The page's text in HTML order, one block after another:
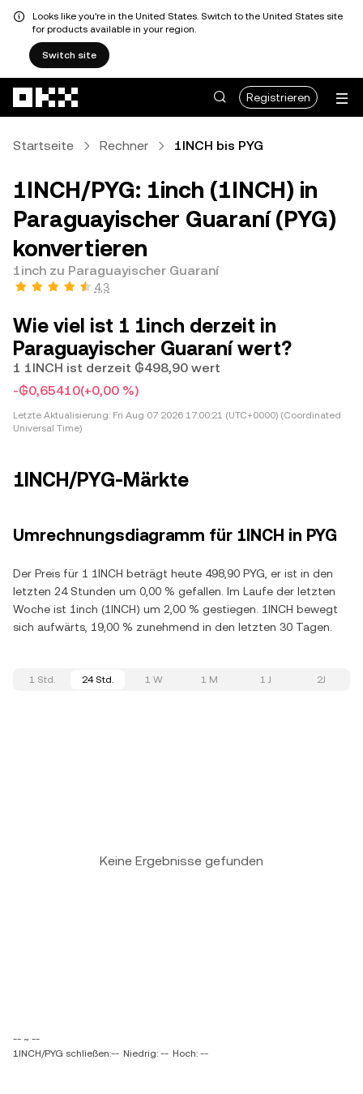
Looks like you're in the United States. Switch to the United States site
for products available in your region.
Switch site
Registrieren
Startseite Rechner 1INCH bis PYG
1INCH/PYG: 1inch (1INCH) in
Paraguayischer Guaraní (PYG)
konvertieren
1inch zu Paraguayischer Guaraní
4,3
Wie viel ist 1 1inch derzeit in
Paraguayischer Guaraní wert?
1 1INCH ist derzeit ₲498,90 wert
-₲0,65410(+0,00 %)
Letzte Aktualisierung: Fri Aug 07 2026 17:00:21 (UTC+0000) (Coordinated
Universal Time)
1INCH/PYG-Märkte
Umrechnungsdiagramm für 1INCH in PYG
Der Preis für 1 1INCH beträgt heute 498,90 PYG, er ist in den
letzten 24 Stunden um 0,00 % gefallen. Im Laufe der letzten
Woche ist 1inch (1INCH) um 2,00 % gestiegen. 1INCH bewegt
sich aufwärts, 19,00 % zunehmend in den letzten 30 Tagen.
1 Std. 24 Std. 1 W 1 M 1 J 2J
Keine Ergebnisse gefunden
-- ~ --
1INCH/PYG schließen:-- Niedrig: -- Hoch: --